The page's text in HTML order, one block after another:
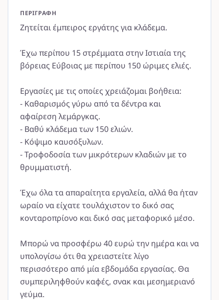
ΠΕΡΙΓΡΑΦΉ
Ζητείται έμπειρος εργάτης για κλάδεμα.
Έχω περίπου 15 στρέμματα στην Ιστιαία της
βόρειας Εύβοιας με περίπου 150 ώριμες ελιές.
Εργασίες με τις οποίες χρειάζομαι βοήθεια:
- Καθαρισμός γύρω από τα δέντρα και
αφαίρεση λεμάργκας.
- Βαθύ κλάδεμα των 150 ελιών.
- Κόψιμο καυσόξυλων.
- Τροφοδοσία των μικρότερων κλαδιών με το
θρυμματιστή.
Έχω όλα τα απαραίτητα εργαλεία, αλλά θα ήταν
ωραίο να είχατε τουλάχιστον το δικό σας
κονταροπρίονο και δικό σας μεταφορικό μέσο.
Μπορώ να προσφέρω 40 ευρώ την ημέρα και να
υπολογίσω ότι θα χρειαστείτε λίγο
περισσότερο από μία εβδομάδα εργασίας. Θα
συμπεριληφθούν καφές, σνακ και μεσημεριανό
γεύμα.